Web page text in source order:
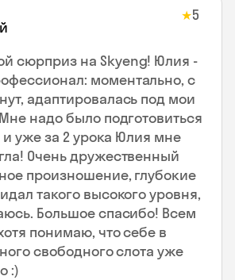
★5
сюрприз на Skyeng! Юлия -
моментально, с
адаптировалась под мои
надо было подготовиться
и уже за 2 урока Юлия мне
Очень дружественный
произношение, глубокие
такого высокого уровня,
Большое спасибо! Всем
понимаю, что себе в
свободного слота уже
:)